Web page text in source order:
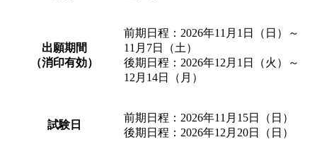
出願期間
（消印有効）
前期日程：2026年11月1日（日）～
11月7日（土）
後期日程：2026年12月1日（火）～
12月14日（月）
試験日
前期日程：2026年11月15日（日）
後期日程：2026年12月20日（日）